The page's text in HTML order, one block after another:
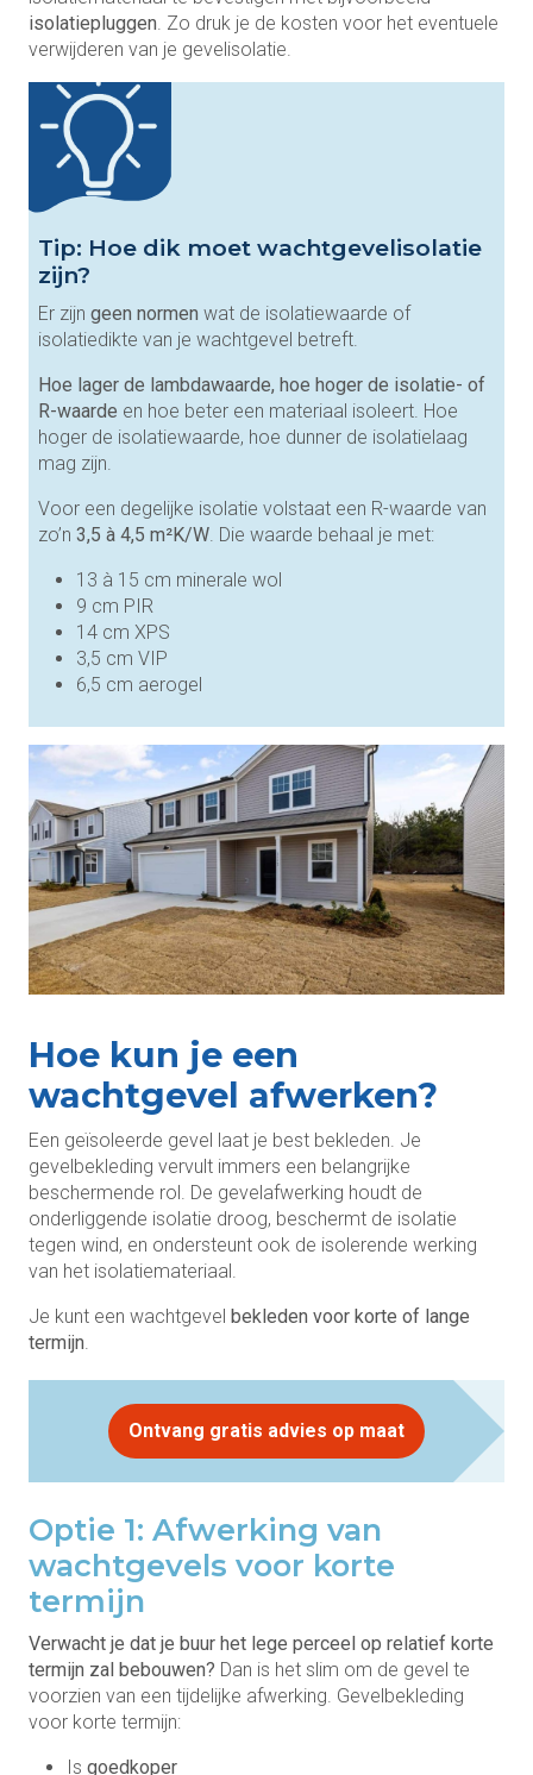
isolatiepluggen. Zo druk je de kosten voor het eventuele
verwijderen van je gevelisolatie.
Tip: Hoe dik moet wachtgevelisolatie
zijn?
Er zijn geen normen wat de isolatiewaarde of
isolatiedikte van je wachtgevel betreft.
Hoe lager de lambdawaarde, hoe hoger de isolatie- of
R-waarde en hoe beter een materiaal isoleert. Hoe
hoger de isolatiewaarde, hoe dunner de isolatielaag
mag zijn.
Voor een degelijke isolatie volstaat een R-waarde van
zo’n 3,5 à 4,5 m²K/W. Die waarde behaal je met:
13 à 15 cm minerale wol
9 cm PIR
14 cm XPS
3,5 cm VIP
6,5 cm aerogel
Hoe kun je een
wachtgevel afwerken?
Een geïsoleerde gevel laat je best bekleden. Je
gevelbekleding vervult immers een belangrijke
beschermende rol. De gevelafwerking houdt de
onderliggende isolatie droog, beschermt de isolatie
tegen wind, en ondersteunt ook de isolerende werking
van het isolatiemateriaal.
Je kunt een wachtgevel bekleden voor korte of lange
termijn.
Ontvang gratis advies op maat
Optie 1: Afwerking van
wachtgevels voor korte
termijn
Verwacht je dat je buur het lege perceel op relatief korte
termijn zal bebouwen? Dan is het slim om de gevel te
voorzien van een tijdelijke afwerking. Gevelbekleding
voor korte termijn:
Is goedkoper